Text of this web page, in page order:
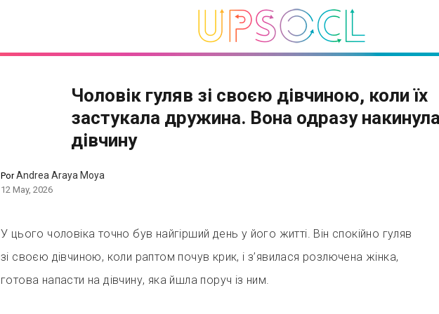
Чоловік гуляв зі своєю дівчиною, коли їх
застукала дружина. Вона одразу
дівчину
PorAndrea Araya Moya
12 May, 2026
У цього чоловіка точно був найгірший день у його житті. Він спокійно гуляв
зі своєю дівчиною, коли раптом почув крик, і з’явилася розлючена жінка,
готова напасти на дівчину, яка йшла поруч із ним.